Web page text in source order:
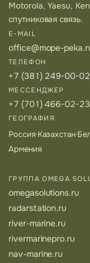
Motorola, Yaesu,
спутниковая связь.
E-MAIL
office@mope-
ТЕЛЕФОН
+7 (381) 249-00-02
МЕССЕНДЖЕР
+7 (701) 466-02-23
ГЕОГРАФИЯ
Россия·Казахстан·
Армения
ГРУППА OMEGA
omegasolutions.ru
radarstation.ru
river-marine.ru
rivermarinepro.ru
nav-marine.ru